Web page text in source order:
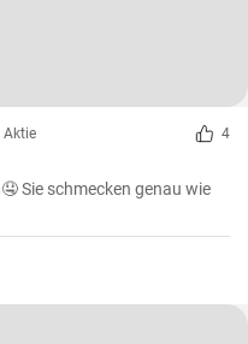
Aktie 4
Sie schmecken genau wie